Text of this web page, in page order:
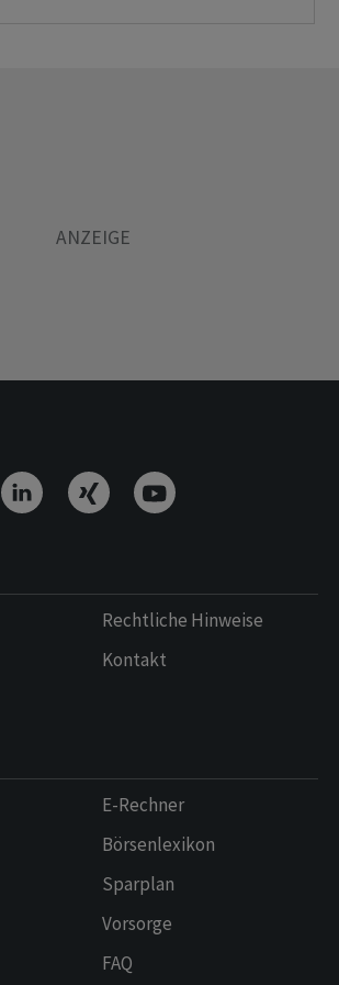
Rechtliche Hinweise
Kontakt
E-Rechner
Börsenlexikon
Sparplan
Vorsorge
FAQ